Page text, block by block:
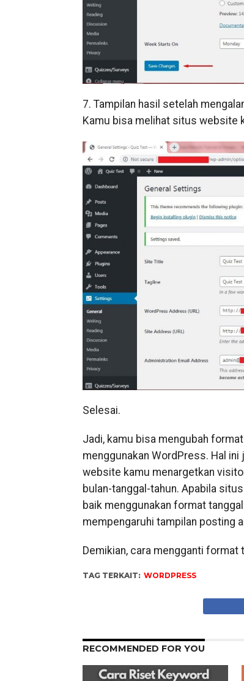
7. Tampilan hasil setelah
Kamu bisa melihat situs website
Selesai.
Jadi, kamu bisa mengubah
menggunakan WordPress. Hal
website kamu menargetkan
bulan-tanggal-tahun. Apabila
baik menggunakan format
mempengaruhi tampilan posting
Demikian, cara mengganti
TAG TERKAIT: WORDPRESS
RECOMMENDED FOR YOU